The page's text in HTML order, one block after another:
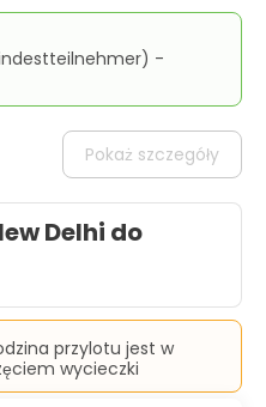
-
Pokaż szczegóły
Delhi do
przylotu jest w
wycieczki